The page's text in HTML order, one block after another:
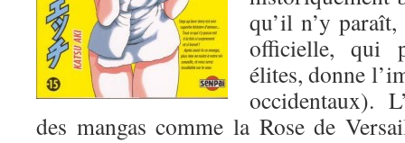
qu’il n’y
officielle, qui
élites, donne
occidentaux).
des mangas comme la Rose de